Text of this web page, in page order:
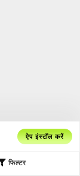
फिल्टर
ऐप इंस्टॉल करें